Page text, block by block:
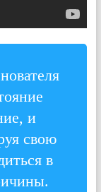
и
свою
в